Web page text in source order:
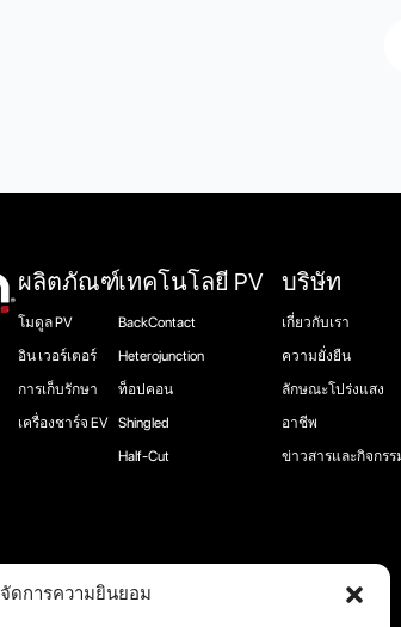
จัดการความยินยอม
ผลิตภัณฑ์
โมดูล PV
อิน เวอร์เตอร์
การเก็บรักษา
เครื่องชาร์จ EV
เทคโนโลยี PV
BackContact
Heterojunction
ท็อปคอน
Shingled
Half-Cut
บริษัท
เกี่ยวกับเรา
ความยั่งยืน
ลักษณะโปร่งแสง
อาชีพ
ข่าวสารและกิจกรร